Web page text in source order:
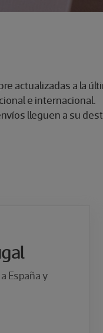
actualizadas a la
e internacional.
lleguen a su
España y